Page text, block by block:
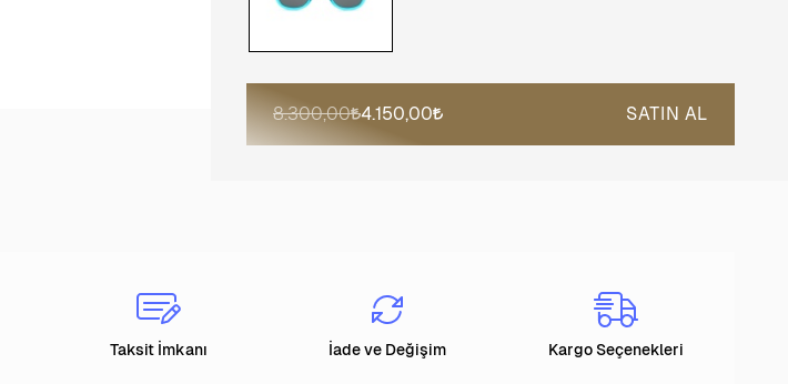
8.300,00 4.150,00 SATIN AL
Taksit İmkanı İade ve Değişim Kargo Seçenekleri